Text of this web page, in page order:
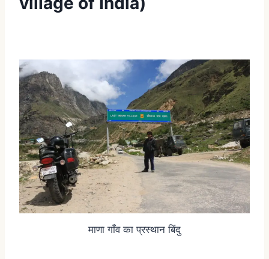
माणा गाँव का प्रस्थान बिंदु